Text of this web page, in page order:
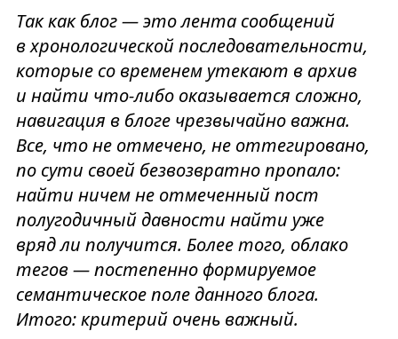
Так как блог — это лента сообщений
в хронологической последовательности,
которые со временем утекают в архив
и найти что-либо оказывается сложно,
навигация в блоге чрезвычайно важна.
Все, что не отмечено, не оттегировано,
по сути своей безвозвратно пропало:
найти ничем не отмеченный пост
полугодичный давности найти уже
вряд ли получится. Более того, облако
тегов — постепенно формируемое
семантическое поле данного блога.
Итого: критерий очень важный.